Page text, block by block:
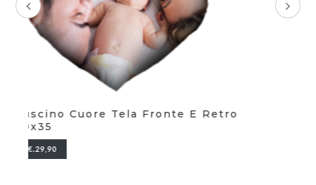
Elefante Con Foto